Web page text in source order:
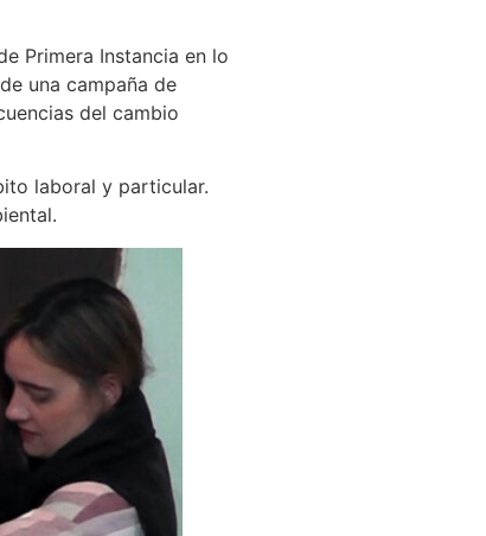
Primera Instancia en lo
una campaña de
del cambio
laboral y particular.